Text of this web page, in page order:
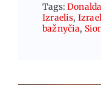
Tags:
Izraelis,
bažnyčia,